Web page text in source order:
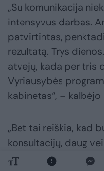
„Su komunikacija
intensyvus darbas.
patvirtintas,
rezultatą. Trys
atvejų, kada per tris
Vyriausybės
kabinetas“, – kalbėjo
„Bet tai reiškia, kad
konsultacijų, daug
mažiau